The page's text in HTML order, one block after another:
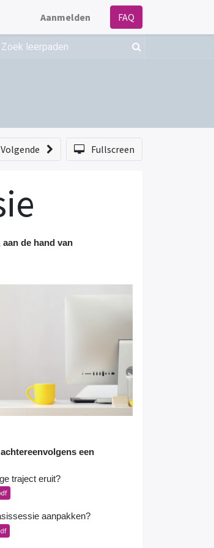
Aanmelden FAQ
Volgende Fullscreen
de hand van
een
traject eruit?
aanpakken?